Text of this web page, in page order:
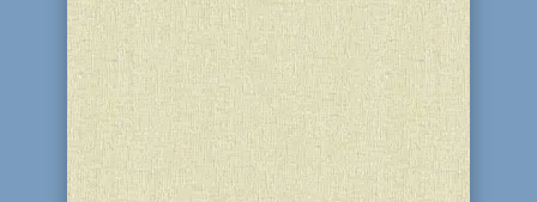
Сегодня еврейская община
торжественно отметила 70-летний
юбилей воспитателя детского сада
"Хая Мушка" Тамары Григорьевны